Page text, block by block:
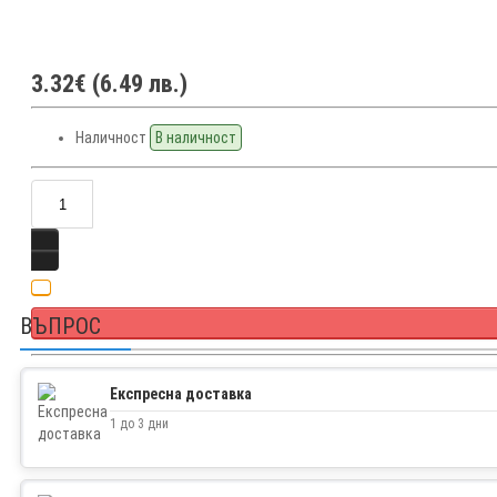
3.32€ (6.49 лв.)
Наличност В наличност
Twitter
ВЪПРОС
Експресна доставка
1 до 3 дни